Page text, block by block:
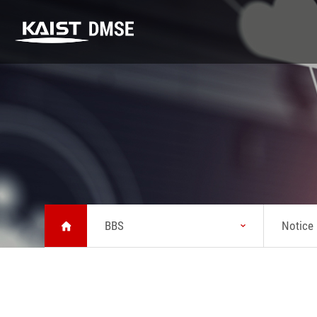
DMSE
Message from
Head
Status
Seminar
KAIST Emerging
Research
Safety
BBS Notice